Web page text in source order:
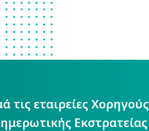
τις εταιρείες Χορηγούς
Εκστρατείας